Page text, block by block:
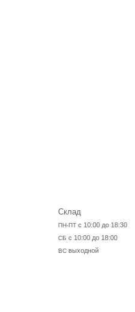
Склад
ПН-ПТ с 10:00 до 18:30
СБ с 10:00 до 18:00
ВС выходной